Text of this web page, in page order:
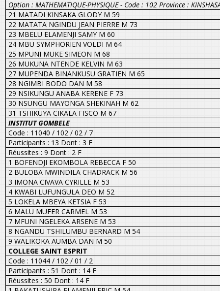
Option : MATHEMATIQUE-PHYSIQUE - Code : 102 Province :
21 MATADI KINSAKA GLODY M 59
22 MATATA NGINDU JEAN PIERRE M 73
23 MBELU ELAMENJI SAMY M 60
24 MBU SYMPHORIEN VOLDI M 64
25 MPUNI MUKE SIMEON M 68
26 MUKUNA NTENDE KELVIN M 63
27 MUPENDA BINANKUSU GRATIEN M 65
28 NGIMBI BODO DAN M 58
29 NSIKUNGU ANABA KERENE F 73
30 NSUNGU MAYONGA SHEKINAH M 62
31 TSHIKUYA CIKALA FISCO M 67
INSTITUT GOMBELE
Code : 11040 / 102 / 02 / 7
Participants : 13 Dont : 3 F
Réussites : 9 Dont : 2 F
1 BOFENDJI EKOMBOLA REBECCA F 50
2 BULOBA MWINDILA CHADRACK M 56
3 IMONA CIVAVA CYRILLE M 53
4 KWABI LUFUNGULA DEO M 52
5 LOKELA MBEYA KETSIA F 53
6 MALU MUFER CARMEL M 53
7 MFUNI NGELEKA ARSENE M 53
8 NGANDU TSHILUMBU BERNARD M 54
9 WALIKOKA AUMBA DAN M 50
COLLEGE SAINT ESPRIT
Code : 11044 / 102 / 01 / 2
Participants : 51 Dont : 14 F
Réussites : 50 Dont : 14 F